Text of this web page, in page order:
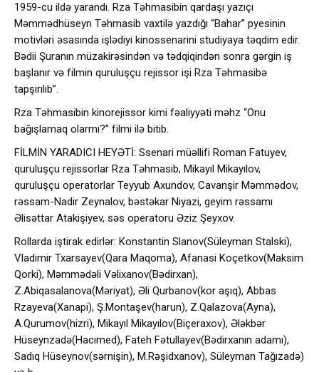
1959-cu ildə yarandı. Rza Təhmasibin qardaşı yazıçı
Məmmədhüseyn Təhmasib vaxtilə yazdığı “Bahar” pyesinin
motivləri əsasında işlədiyi kinossenarini studiyaya təqdim edir.
Bədii Şuranın müzakirəsindən və tədqiqindən sonra gərgin iş
başlanır və filmin quruluşçu rejissor işi Rza Təhmasibə
tapşırılıb”.
Rza Təhmasibin kinorejissor kimi fəaliyyəti məhz “Onu
bağışlamaq olarmı?” filmi ilə bitib.
FİLMİN YARADICI HEYƏTİ: Ssenari müəllifi Roman Fatuyev,
quruluşçu rejissorlar Rza Təhmasib, Mikayıl Mikayılov,
quruluşçu operatorlar Teyyub Axundov, Cavanşir Məmmədov,
rəssam-Nadir Zeynalov, bəstəkar Niyazi, geyim rəssamı
Əlisəttar Atakişiyev, səs operatoru Əziz Şeyxov.
Rollarda iştirak edirlər: Konstantin Slanov(Süleyman Stalski),
Vladimir Txarsayev(Qara Maqoma), Afanasi Koçetkov(Maksim
Qorki), Məmmədəli Vəlixanov(Bədirxan),
Z.Abiqasalanova(Məriyat), Əli Qurbanov(kor aşıq), Abbas
Rzayeva(Xanapi), Ş.Montaşev(harun), Z.Qalazova(Ayna),
A.Qurumov(hizri), Mikayıl Mikayılov(Biçeraxov), Ələkbər
Hüseynzadə(Hacımed), Fateh Fətullayev(Bədirxanın adamı),
Sadıq Hüseynov(sərnişin), M.Rəşidxanov), Süleyman Tağızadə)